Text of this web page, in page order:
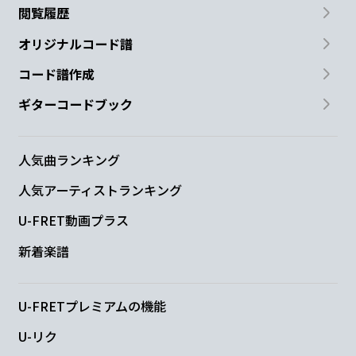
閲覧履歴
オリジナルコード譜
コード譜作成
ギターコードブック
人気曲ランキング
人気アーティストランキング
U-FRET動画プラス
新着楽譜
U-FRETプレミアムの機能
U-リク